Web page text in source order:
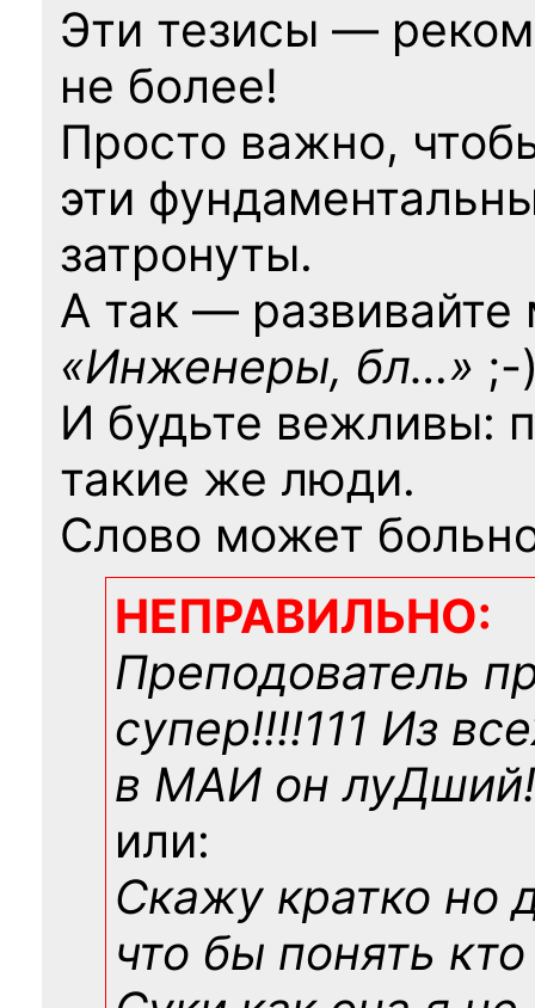
Эти тезисы —
не более!
Просто важно,
эти
затронуты.
А так — развивайте
«Инженеры, бл…» ;-
И будьте вежливы:
такие же люди.
Слово может
НЕПРАВИЛЬНО:
Преподователь
супер!!!!111 Из
в МАИ он
или:
Скажу кратко но
что бы понять